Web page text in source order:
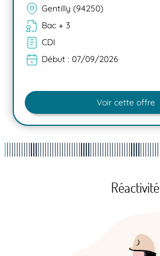
Gentilly (94250)
Bac + 3
CDI
Début : 07/09/2026
Voir cette offre
Réactivité